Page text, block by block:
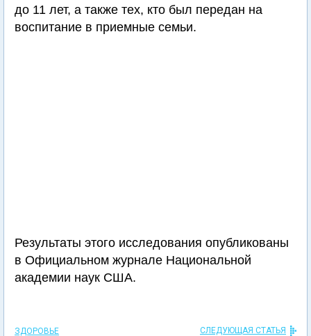
до 11 лет, а также тех, кто был передан на
воспитание в приемные семьи.
Результаты этого исследования опубликованы
в Официальном журнале Национальной
академии наук США.
ЗДОРОВЬЕ СЛЕДУЮЩАЯ СТАТЬЯ